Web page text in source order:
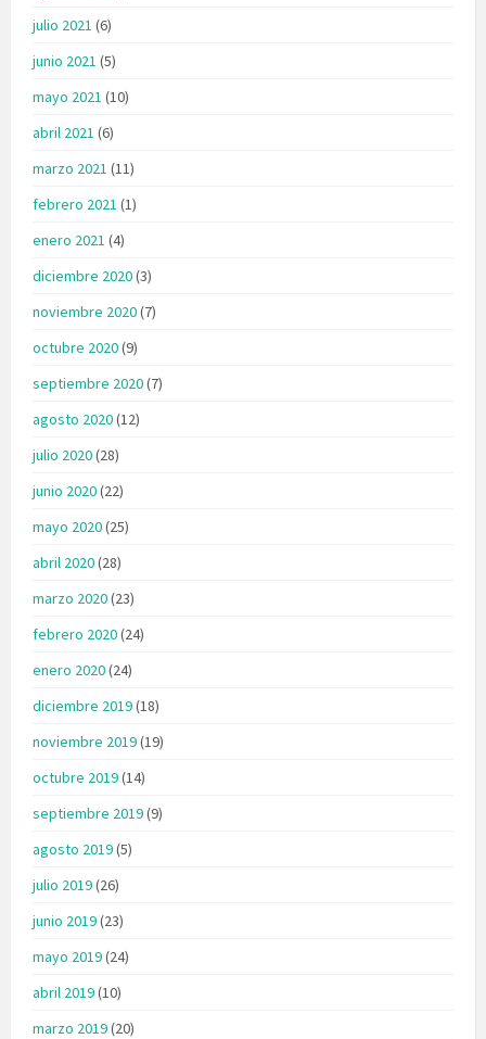
julio 2021 (6)
junio 2021 (5)
mayo 2021 (10)
abril 2021 (6)
marzo 2021 (11)
febrero 2021 (1)
enero 2021 (4)
diciembre 2020(3)
noviembre 2020(7)
octubre 2020(9)
septiembre 2020(7)
agosto 2020(12)
julio 2020(28)
junio 2020(22)
mayo 2020(25)
abril 2020(28)
marzo 2020(23)
febrero 2020(24)
enero 2020(24)
diciembre 2019(18)
noviembre 2019(19)
octubre 2019(14)
septiembre 2019(9)
agosto 2019(5)
julio 2019(26)
junio 2019(23)
mayo 2019(24)
abril 2019(10)
marzo 2019(20)